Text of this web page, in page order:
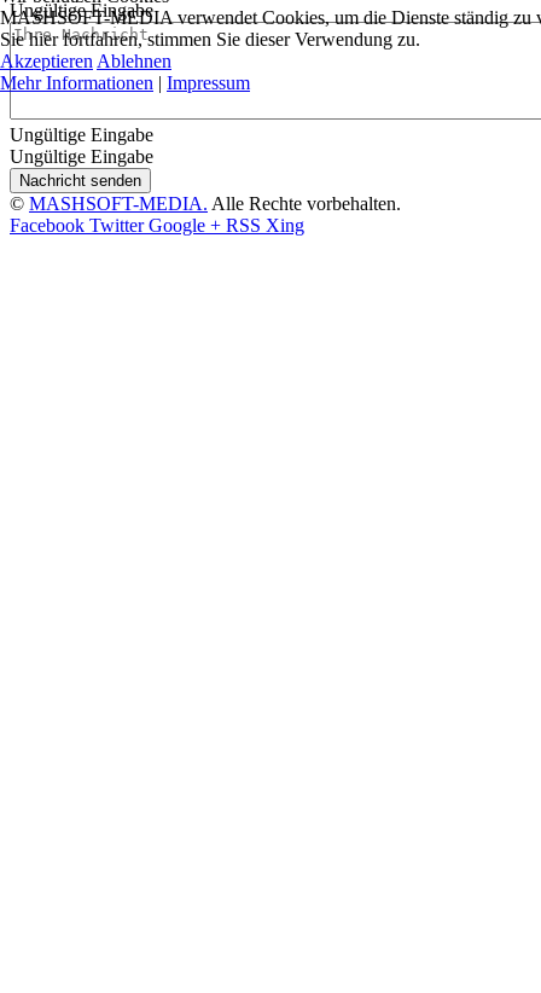
Ungültige Eingabe
Ungültige Eingabe
Ungültige Eingabe
Nachricht senden
© MASHSOFT-MEDIA. Alle Rechte vorbehalten.
Facebook Twitter Google + RSS Xing
MASHSOFT-MEDIA verwendet Cookies, um die Dienste ständig zu
Sie hier fortfahren, stimmen Sie dieser Verwendung zu.
Akzeptieren Ablehnen
Mehr Informationen | Impressum